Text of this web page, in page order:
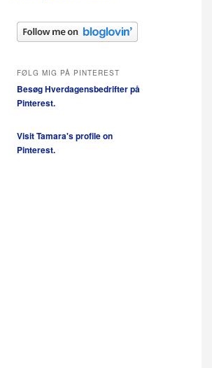
FØLG MIG PÅ PINTEREST
Besøg Hverdagensbedrifter på
Pinterest.
Visit Tamara's profile on
Pinterest.